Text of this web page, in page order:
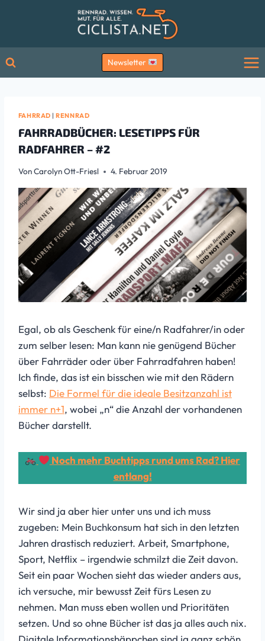
Newsletter
FAHRRAD |RENNRAD
FAHRRADBÜCHER: LESETIPPS FÜR
RADFAHRER – #2
VonCarolyn Ott-Friesl 4. Februar 2019
Egal, ob als Geschenk für eine/n Radfahrer/in oder
zum selber lesen: Man kann nie genügend Bücher
über Fahrräder oder über Fahrradfahren haben!
Ich finde, das ist ein bisschen wie mit den Rädern
selbst: Die Formel für die ideale Besitzanzahl ist
immer n+1, wobei „n“ die Anzahl der vorhandenen
Bücher darstellt.
Noch mehr Buchtipps rund ums Rad? Hier
entlang!
Wir sind ja aber hier unter uns und ich muss
zugeben: Mein Buchkonsum hat sich in den letzten
Jahren drastisch reduziert. Arbeit, Smartphone,
Sport, Netflix – irgendwie schmilzt die Zeit davon.
Seit ein paar Wochen sieht das wieder anders aus,
ich versuche, mir bewusst Zeit fürs Lesen zu
nehmen. Man muss eben wollen und Prioritäten
setzen. Und so ohne Bücher ist das ja alles auch nix.